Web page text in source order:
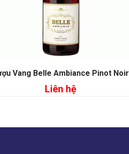
Đọc tiếp
Vang Belle Ambiance Pinot Noir
Liên hệ